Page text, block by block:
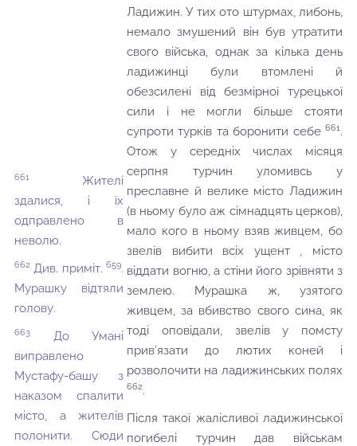
661
Жителі
здалися, і їх
одправлено в
неволю.
662 Див. приміт. 659.
Мурашку відтяли
голову.
663
До Умані
виправлено
Мустафу-башу з
наказом спалити
місто, а жителів
полонити. Сюди
Ладижин. У тих ото штурмах, либонь,
немало змушений він був утратити
свого війська, однак за кілька день
ладижинці були втомлені й
обезсилені від безмірної турецької
сили і не могли більше стояти
супроти турків та боронити себе 661.
Отож у середніх числах місяця
серпня турчин уломивсь у
преславне й велике місто Ладижин
(в ньому було аж сімнадцять церков),
мало кого в ньому взяв живцем, бо
звелів вибити всіх ущент , місто
віддати вогню, а стіни його зрівняти з
землею. Мурашка ж, узятого
живцем, за вбивство свого сина, як
тоді оповідали, звелів у помсту
прив’язати до лютих коней і
розволочити на ладижинських полях
662.
Після такої жалісливої ладижинської
погибелі турчин дав військам